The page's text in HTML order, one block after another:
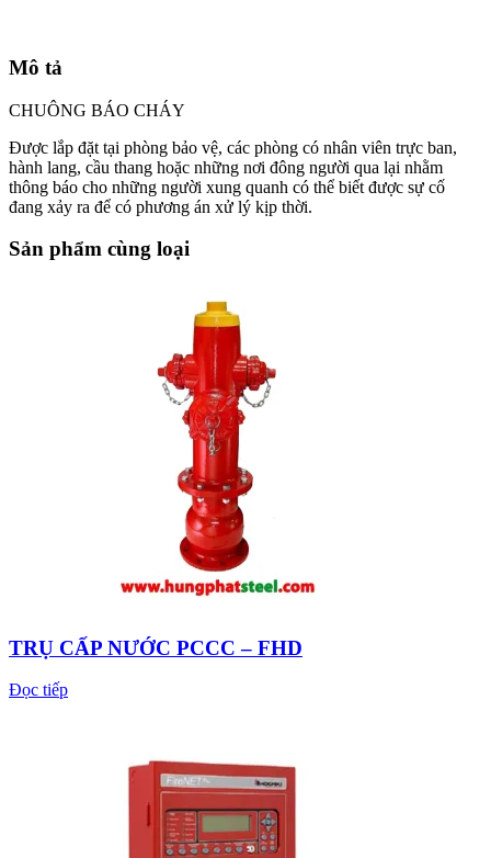
Mô tả
CHUÔNG BÁO CHÁY
Được lắp đặt tại phòng bảo vệ, các phòng có nhân viên trực ban,
hành lang, cầu thang hoặc những nơi đông người qua lại nhằm
thông báo cho những người xung quanh có thể biết được sự cố
đang xảy ra để có phương án xử lý kịp thời.
Sản phẩm cùng loại
TRỤ CẤP NƯỚC PCCC – FHD
Đọc tiếp